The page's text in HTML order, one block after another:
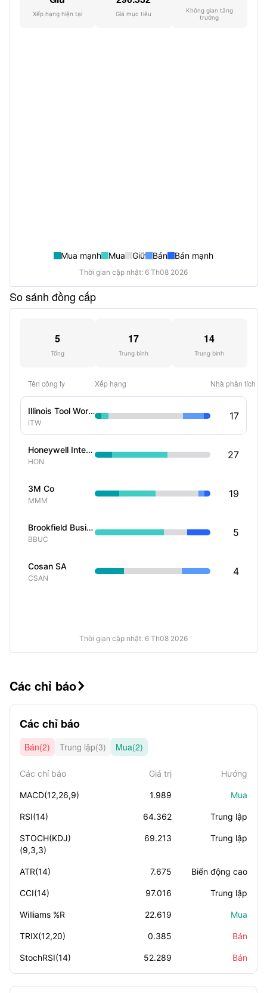
Xếp hạng hiện tại Giá mục tiêu
Không gian tăng
trưởng
Mua mạnh Mua Giữ Bán Bán mạnh
Thời gian cập nhật: 6 Th08 2026
So sánh đồng cấp
5
Tổng
17
Trung bình
14
Trung bình
Tên công ty Xếp hạng Nhà phân tích
Illinois Tool Works Inc
ITW
17
Honeywell International Inc
HON
27
3M Co
MMM
19
Brookfield Business Corp
BBUC
5
Cosan SA
CSAN
4
Thời gian cập nhật: 6 Th08 2026
Các chỉ báo
Các chỉ báo
Bán(2) Trung lập(3) Mua(2)
Các chỉ báo Giá trị Hướng
MACD(12,26,9) 1.989 Mua
RSI(14) 64.362 Trung lập
STOCH(KDJ)
(9,3,3)
69.213 Trung lập
ATR(14) 7.675 Biến động cao
CCI(14) 97.016 Trung lập
Williams %R 22.619 Mua
TRIX(12,20) 0.385 Bán
StochRSI(14) 52.289 Bán